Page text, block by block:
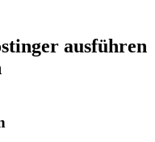
ausführen